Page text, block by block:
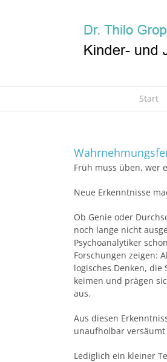
Start
Früh muss üben, wer
Neue Erkenntnisse
Ob Genie oder
noch lange nicht
Psychoanalytiker
Forschungen zeigen:
logisches Denken,
keimen und prägen
aus.
Aus diesen
unaufholbar
Lediglich ein kleiner